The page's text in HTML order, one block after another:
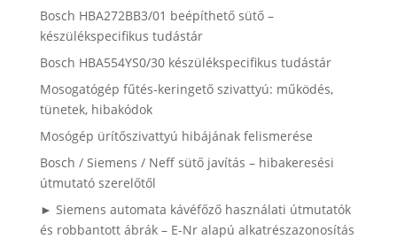
Bosch HBA272BB3/01 beépíthető sütő –
készülékspecifikus tudástár
Bosch HBA554YS0/30 készülékspecifikus tudástár
Mosogatógép fűtés-keringető szivattyú: működés,
tünetek, hibakódok
Mosógép ürítőszivattyú hibájának felismerése
Bosch / Siemens / Neff sütő javítás – hibakeresési
útmutató szerelőtől
► Siemens automata kávéfőző használati útmutatók
és robbantott ábrák – E-Nr alapú alkatrészazonosítás